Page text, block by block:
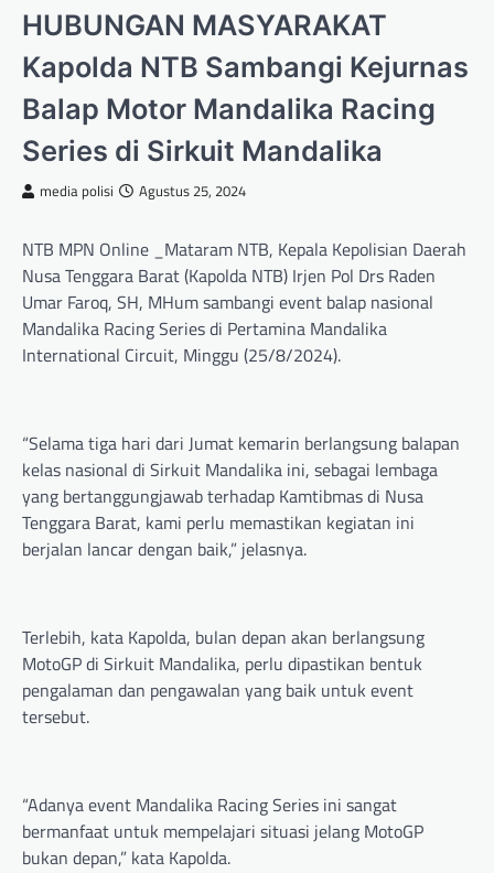
HUBUNGAN MASYARAKAT
Kapolda NTB Sambangi Kejurnas
Balap Motor Mandalika Racing
Series di Sirkuit Mandalika
media polisi Agustus 25, 2024
NTB MPN Online _Mataram NTB, Kepala Kepolisian Daerah
Nusa Tenggara Barat (Kapolda NTB) Irjen Pol Drs Raden
Umar Faroq, SH, MHum sambangi event balap nasional
Mandalika Racing Series di Pertamina Mandalika
International Circuit, Minggu (25/8/2024).
“Selama tiga hari dari Jumat kemarin berlangsung balapan
kelas nasional di Sirkuit Mandalika ini, sebagai lembaga
yang bertanggungjawab terhadap Kamtibmas di Nusa
Tenggara Barat, kami perlu memastikan kegiatan ini
berjalan lancar dengan baik,” jelasnya.
Terlebih, kata Kapolda, bulan depan akan berlangsung
MotoGP di Sirkuit Mandalika, perlu dipastikan bentuk
pengalaman dan pengawalan yang baik untuk event
tersebut.
“Adanya event Mandalika Racing Series ini sangat
bermanfaat untuk mempelajari situasi jelang MotoGP
bukan depan,” kata Kapolda.